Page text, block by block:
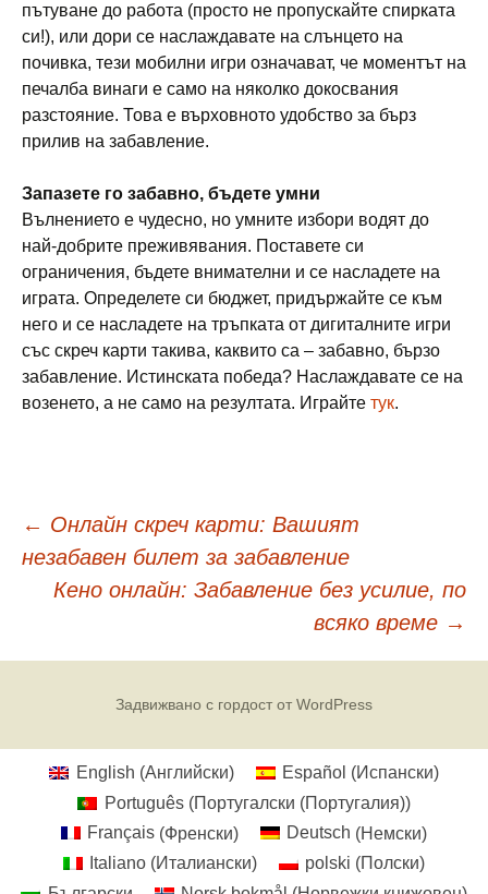
пътуване до работа (просто не пропускайте спирката
си!), или дори се наслаждавате на слънцето на
почивка, тези мобилни игри означават, че моментът на
печалба винаги е само на няколко докосвания
разстояние. Това е върховното удобство за бърз
прилив на забавление.
Запазете го забавно, бъдете умни
Вълнението е чудесно, но умните избори водят до
най-добрите преживявания. Поставете си
ограничения, бъдете внимателни и се насладете на
играта. Определете си бюджет, придържайте се към
него и се насладете на тръпката от дигиталните игри
със скреч карти такива, каквито са – забавно, бързо
забавление. Истинската победа? Наслаждавате се на
возенето, а не само на резултата. Играйте тук.
Навигация
публикациите
← Онлайн скреч карти: Вашият
незабавен билет за забавление
Кено онлайн: Забавление без усилие, по
всяко време →
Задвижвано с гордост от WordPress
English (Английски) Español (Испански)
Português(Португалски (Португалия))
Français (Френски) Deutsch (Немски)
Italiano (Италиански) polski (Полски)